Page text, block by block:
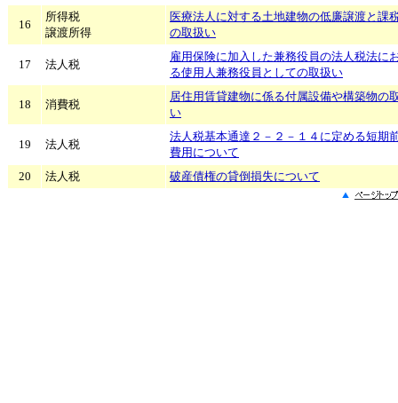
16
所得税
譲渡所得
医療法人に対する土地建物の低廉譲渡と課
の取扱い
17 法人税
雇用保険に加入した兼務役員の法人税法に
る使用人兼務役員としての取扱い
18 消費税
居住用賃貸建物に係る付属設備や構築物の
い
19 法人税
法人税基本通達２－２－１４に定める短期
費用について
20
法人税 破産債権の貸倒損失について